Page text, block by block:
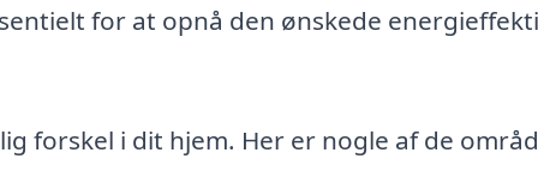
for at opnå den ønskede
forskel i dit hjem. Her er nogle af de